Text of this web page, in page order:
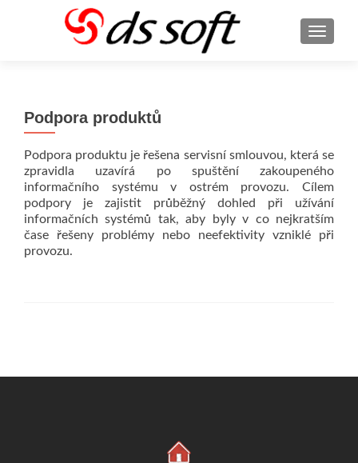
Podpora produktů
Podpora produktu je řešena servisní smlouvou, která se
zpravidla uzavírá po spuštění zakoupeného
informačního systému v ostrém provozu. Cílem
podpory je zajistit průběžný dohled při užívání
informačních systémů tak, aby byly v co nejkratším
čase řešeny problémy nebo neefektivity vzniklé při
provozu.